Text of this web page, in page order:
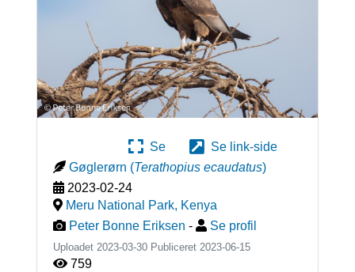
Se
Se link-side
Gøglerørn (Terathopius ecaudatus)
2023-02-24
Meru National Park, Kenya
Peter Bonne Eriksen - Se profil
Uploadet 2023-03-30 Publiceret 2023-06-15
759